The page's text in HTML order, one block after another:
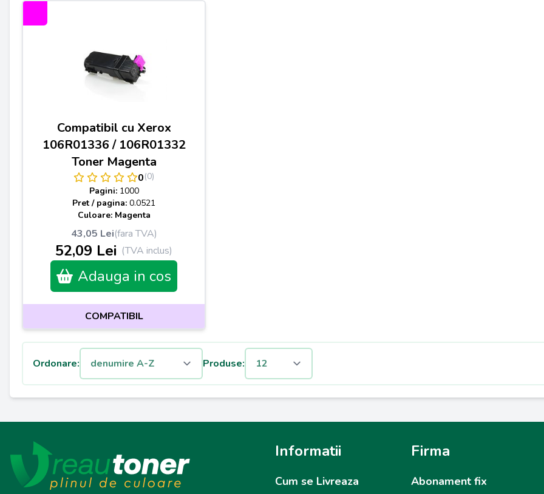
Compatibil cu Xerox
106R01336 / 106R01332
Toner Magenta
0(0)
Pagini: 1000
Pret / pagina: 0.0521
Culoare: Magenta
43,05 Lei(fara TVA)
52,09 Lei (TVA inclus)
Adauga in cos
COMPATIBIL
Ordonare: Produse:
Informatii
Cum se Livreaza
Firma
Abonament fix